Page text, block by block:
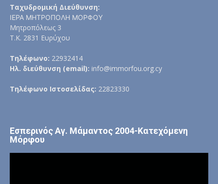
Ταχυδρομική Διεύθυνση:
ΙΕΡΑ ΜΗΤΡΟΠΟΛΗ ΜΟΡΦΟΥ
Μητροπόλεως 3
Τ.Κ. 2831 Ευρύχου
Τηλέφωνο: 22932414
Ηλ. διεύθυνση (email): info@immorfou.org.cy
Τηλέφωνο Ιστοσελίδας: 22823330
Εσπερινός Αγ. Μάμαντος 2004-Κατεχόμενη
Μόρφου